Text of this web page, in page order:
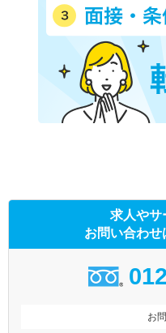
求人やサ
お問い合わ
お